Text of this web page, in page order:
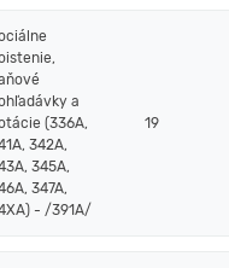
a
(336A,
342A,
345A,
347A,
- /391A/
19